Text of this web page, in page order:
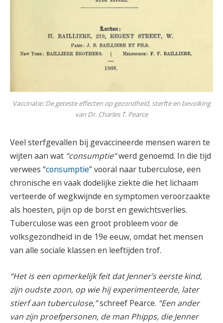
Vaccinatie: De geteste effecten op gezondheid, sterfte en bevolking
van Dr. Charles T. Pearce
Veel sterfgevallen bij gevaccineerde mensen waren te
wijten aan wat “consumptie”werd genoemd. In die tijd
verwees “consumptie” vooral naar tuberculose, een
chronische en vaak dodelijke ziekte die het lichaam
verteerde of wegkwijnde en symptomen veroorzaakte
als hoesten, pijn op de borst en gewichtsverlies.
Tuberculose was een groot probleem voor de
volksgezondheid in de 19e eeuw, omdat het mensen
van alle sociale klassen en leeftijden trof.
“Het is een opmerkelijk feit dat Jenner’s eerste kind,
zijn oudste zoon, op wie hij experimenteerde, later
stierf aan tuberculose,”schreef Pearce. “Een ander
van zijn proefpersonen, de man Phipps, die Jenner